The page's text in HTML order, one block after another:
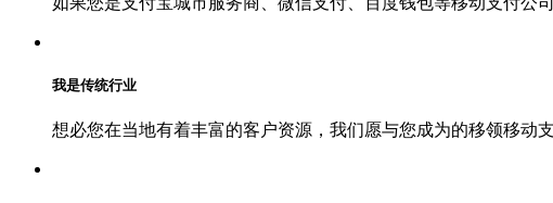
我是传统行业
想必您在当地有着丰富的客户资源，我们愿与您成为的移领移动